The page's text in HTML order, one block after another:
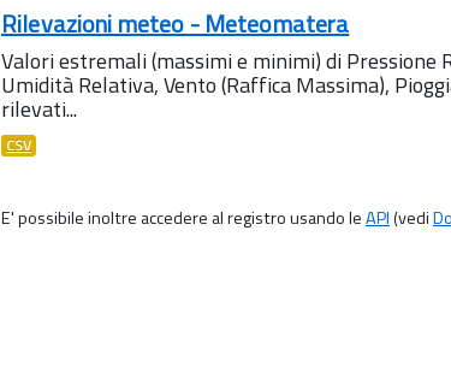
Rilevazioni meteo - Meteomatera
Valori estremali (massimi e minimi) di Pressione
Umidità Relativa, Vento (Raffica Massima),
rilevati...
CSV
E' possibile inoltre accedere al registro usando leAPI(vedi